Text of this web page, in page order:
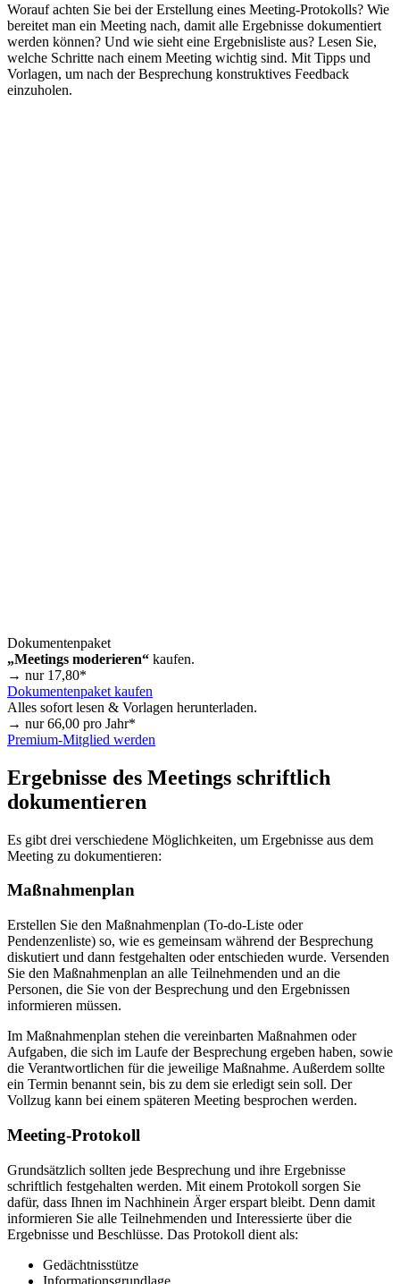
Worauf achten Sie bei der Erstellung eines Meeting-Protokolls? Wie
bereitet man ein Meeting nach, damit alle Ergebnisse dokumentiert
werden können? Und wie sieht eine Ergebnisliste aus? Lesen Sie,
welche Schritte nach einem Meeting wichtig sind. Mit Tipps und
Vorlagen, um nach der Besprechung konstruktives Feedback
einzuholen.
Dokumentenpaket
„Meetings moderieren“ kaufen.
→ nur 17,80*
Dokumentenpaket kaufen
Alles sofort lesen & Vorlagen herunterladen.
→ nur66,00 pro Jahr*
Premium-Mitglied werden
Ergebnisse des Meetings schriftlich
dokumentieren
Es gibt drei verschiedene Möglichkeiten, um Ergebnisse aus dem
Meeting zu dokumentieren:
Maßnahmenplan
Erstellen Sie den Maßnahmenplan (To-do-Liste oder
Pendenzenliste) so, wie es gemeinsam während der Besprechung
diskutiert und dann festgehalten oder entschieden wurde. Versenden
Sie den Maßnahmenplan an alle Teilnehmenden und an die
Personen, die Sie von der Besprechung und den Ergebnissen
informieren müssen.
Im Maßnahmenplan stehen die vereinbarten Maßnahmen oder
Aufgaben, die sich im Laufe der Besprechung ergeben haben, sowie
die Verantwortlichen für die jeweilige Maßnahme. Außerdem sollte
ein Termin benannt sein, bis zu dem sie erledigt sein soll. Der
Vollzug kann bei einem späteren Meeting besprochen werden.
Meeting-Protokoll
Grundsätzlich sollten jede Besprechung und ihre Ergebnisse
schriftlich festgehalten werden. Mit einem Protokoll sorgen Sie
dafür, dass Ihnen im Nachhinein Ärger erspart bleibt. Denn damit
informieren Sie alle Teilnehmenden und Interessierte über die
Ergebnisse und Beschlüsse. Das Protokoll dient als:
Gedächtnisstütze
Informationsgrundlage